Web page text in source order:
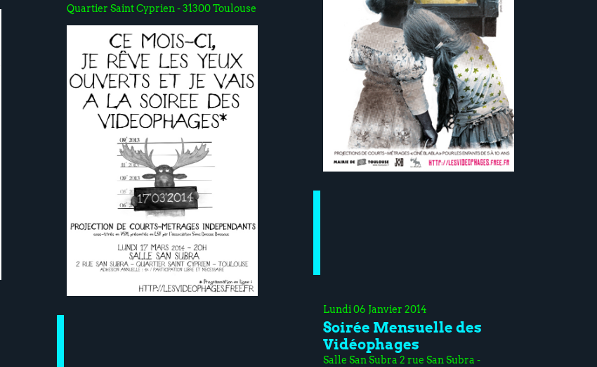
Quartier Saint Cyprien - 31300 Toulouse
Lundi 06 Janvier 2014
Soirée Mensuelle des
Vidéophages
Salle San Subra 2 rue San Subra -